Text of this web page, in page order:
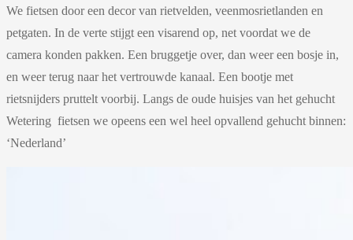
We fietsen door een decor van rietvelden, veenmosrietlanden en
petgaten. In de verte stijgt een visarend op, net voordat we de
camera konden pakken. Een bruggetje over, dan weer een bosje in,
en weer terug naar het vertrouwde kanaal. Een bootje met
rietsnijders pruttelt voorbij. Langs de oude huisjes van het gehucht
Wetering fietsen we opeens een wel heel opvallend gehucht binnen:
‘Nederland’